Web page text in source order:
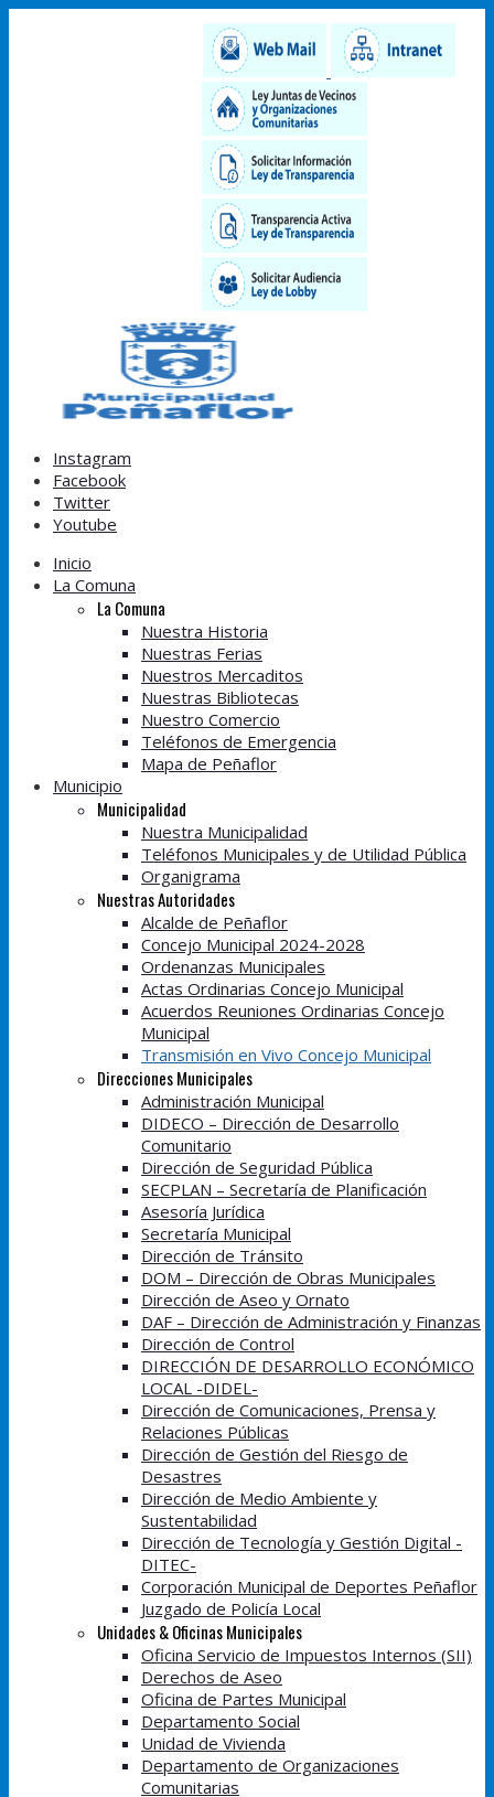
Instagram
Facebook
Twitter
Youtube
Inicio
La Comuna
La Comuna
Nuestra Historia
Nuestras Ferias
Nuestros Mercaditos
Nuestras Bibliotecas
Nuestro Comercio
Teléfonos de Emergencia
Mapa de Peñaflor
Municipio
Municipalidad
Nuestra Municipalidad
Teléfonos Municipales y de Utilidad Pública
Organigrama
Nuestras Autoridades
Alcalde de Peñaflor
Concejo Municipal 2024-2028
Ordenanzas Municipales
Actas Ordinarias Concejo Municipal
Acuerdos Reuniones Ordinarias Concejo
Municipal
Transmisión en Vivo Concejo Municipal
Direcciones Municipales
Administración Municipal
DIDECO – Dirección de Desarrollo
Comunitario
Dirección de Seguridad Pública
SECPLAN – Secretaría de Planificación
Asesoría Jurídica
Secretaría Municipal
Dirección de Tránsito
DOM – Dirección de Obras Municipales
Dirección de Aseo y Ornato
DAF – Dirección de Administración y Finanzas
Dirección de Control
DIRECCIÓN DE DESARROLLO ECONÓMICO
LOCAL -DIDEL-
Dirección de Comunicaciones, Prensa y
Relaciones Públicas
Dirección de Gestión del Riesgo de
Desastres
Dirección de Medio Ambiente y
Sustentabilidad
Dirección de Tecnología y Gestión Digital -
DITEC-
Corporación Municipal de Deportes Peñaflor
Juzgado de Policía Local
Unidades & Oficinas Municipales
Oficina Servicio de Impuestos Internos (SII)
Derechos de Aseo
Oficina de Partes Municipal
Departamento Social
Unidad de Vivienda
Departamento de Organizaciones
Comunitarias